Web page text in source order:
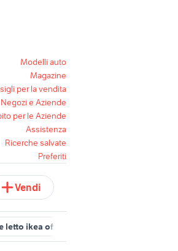
Modelli auto
Magazine
per la vendita
Negozi e Aziende
per le Aziende
Assistenza
Ricerche salvate
Preferiti
Vendi
letto ikea offerta